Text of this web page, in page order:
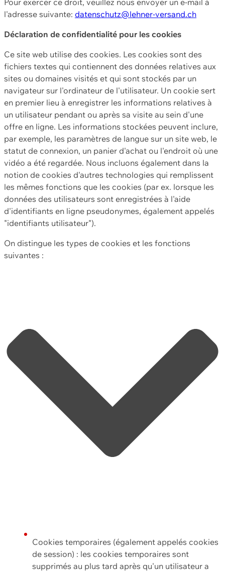
l'adresse suivante: datenschutz@lehner-versand.ch
Déclaration de confidentialité pour les cookies
Ce site web utilise des cookies. Les cookies sont des
fichiers textes qui contiennent des données relatives aux
sites ou domaines visités et qui sont stockés par un
navigateur sur l'ordinateur de l'utilisateur. Un cookie sert
en premier lieu à enregistrer les informations relatives à
un utilisateur pendant ou après sa visite au sein d'une
offre en ligne. Les informations stockées peuvent inclure,
par exemple, les paramètres de langue sur un site web, le
statut de connexion, un panier d'achat ou l'endroit où une
vidéo a été regardée. Nous incluons également dans la
notion de cookies d'autres technologies qui remplissent
les mêmes fonctions que les cookies (par ex. lorsque les
données des utilisateurs sont enregistrées à l'aide
d'identifiants en ligne pseudonymes, également appelés
"identifiants utilisateur").
On distingue les types de cookies et les fonctions
suivantes :
Cookies temporaires (également appelés cookies
de session) : les cookies temporaires sont
supprimés au plus tard après qu'un utilisateur a